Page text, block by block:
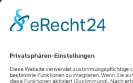
um den
Service